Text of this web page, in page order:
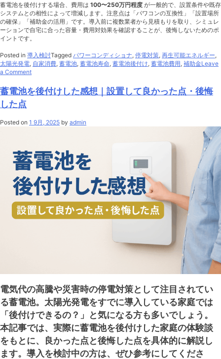
蓄電池を後付けする場合、費用は 100〜250万円程度 が一般的で、設置条件や既存
システムとの相性によって増減します。注意点は「パワコンの互換性」「設置場所
の確保」「補助金の活用」です。導入前に複数業者から見積もりを取り、シミュレ
ーションで自宅に合った容量・費用対効果を確認することが、後悔しないためのポ
イントです。
Posted in 導入検討Tagged パワーコンディショナ, 停電対策, 再生可能エネルギー,
太陽光発電, 自家消費, 蓄電池, 蓄電池寿命, 蓄電池後付け, 蓄電池費用, 補助金Leave
a Commenton
電
池
付
場
合
費
用
と
注
意
蓄電池を後付けした感想｜設置して良かった点・後悔
した点
Posted on 1 9月, 2025 by admin
電気代の高騰や災害時の停電対策として注目されてい
る蓄電池。太陽光発電をすでに導入している家庭では
「後付けできるの？」と気になる方も多いでしょう。
本記事では、実際に蓄電池を後付けした家庭の体験談
をもとに、良かった点と後悔した点を具体的に解説し
ます。導入を検討中の方は、ぜひ参考にしてくださ